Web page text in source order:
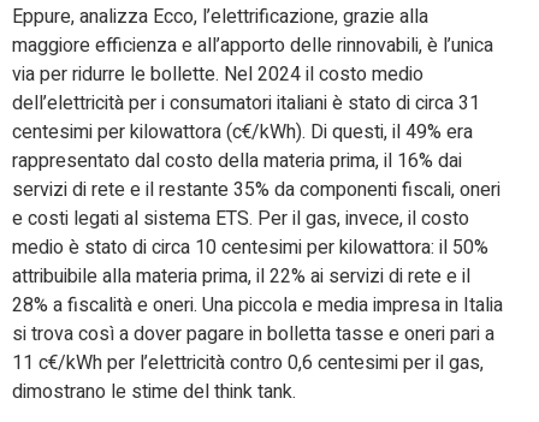
Eppure, analizza Ecco, l’elettrificazione, grazie alla
maggiore efficienza e all’apporto delle rinnovabili, è l’unica
via per ridurre le bollette. Nel 2024 il costo medio
dell’elettricità per i consumatori italiani è stato di circa 31
centesimi per kilowattora (c€/kWh). Di questi, il 49% era
rappresentato dal costo della materia prima, il 16% dai
servizi di rete e il restante 35% da componenti fiscali, oneri
e costi legati al sistema ETS. Per il gas, invece, il costo
medio è stato di circa 10 centesimi per kilowattora: il 50%
attribuibile alla materia prima, il 22% ai servizi di rete e il
28% a fiscalità e oneri. Una piccola e media impresa in Italia
si trova così a dover pagare in bolletta tasse e oneri pari a
11 c€/kWh per l’elettricità contro 0,6 centesimi per il gas,
dimostrano le stime del think tank.